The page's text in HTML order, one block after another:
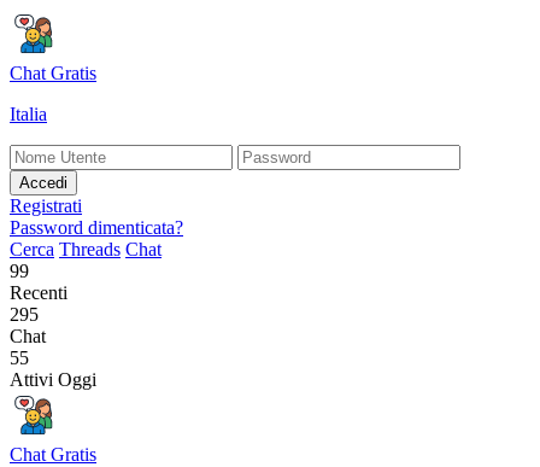
Chat Gratis
Italia
Accedi
Registrati
Password dimenticata?
Cerca Threads Chat
99
Recenti
295
Chat
55
Attivi Oggi
Chat Gratis